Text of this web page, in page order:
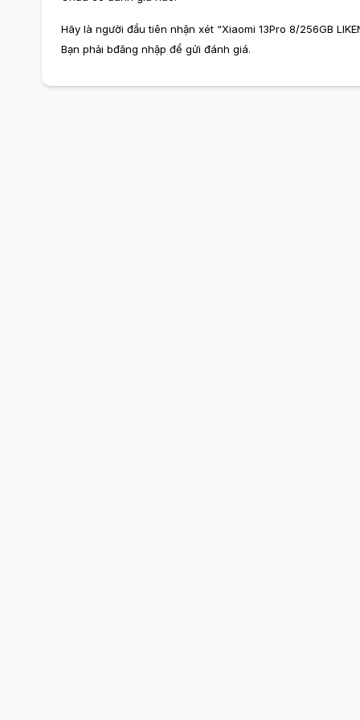
Qualcomm ở thời điểm ra mắt. Cùng với đó, còn có nhiều
Điện thoại dùng chip Snapdragon 8 Gen 2:
Chipset
Snapdragon 8 Gen 2 Snapdragon
Hãy là người đầu tiên nhận xét “Xiaomi 13Pro 8/256GB
Bạn phải bđăng nhập để gửi đánh giá.